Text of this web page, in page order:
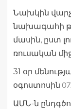
Նախկին
նախագահի
մասին, ըստ
ռուսական
31 օր
օգոստոսին
ԱՄՆ-ն